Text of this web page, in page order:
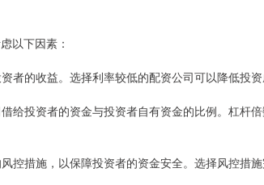
以下因素：
者的收益。选择利率较低的配资公司可以降低投资
给投资者的资金与投资者自有资金的比例。杠杆
控措施，以保障投资者的资金安全。选择风控措